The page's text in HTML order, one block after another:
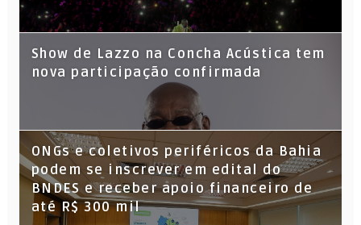
Show de Lazzo na Concha Acústica tem
nova participação confirmada
ONGs e coletivos periféricos da Bahia
podem se inscrever em edital do
BNDES e receber apoio financeiro de
até R$ 300 mil